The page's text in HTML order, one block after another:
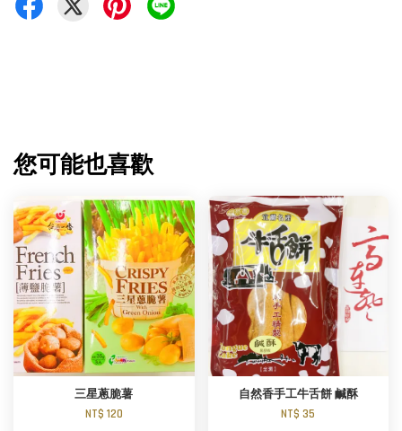
您可能也喜歡
三星蔥脆薯
NT$ 120
自然香手工牛舌餅 鹹酥
NT$ 35